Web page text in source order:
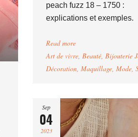
peach fuzz 18 – 1750 :
explications et exemples.
Read more
Art de vivre, Beauté, Bijouterie
Décoration, Maquillage, Mode,
Sep
04
2023